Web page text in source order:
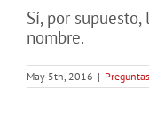
Sí, por supuesto,
nombre.
May 5th, 2016 | Preguntas